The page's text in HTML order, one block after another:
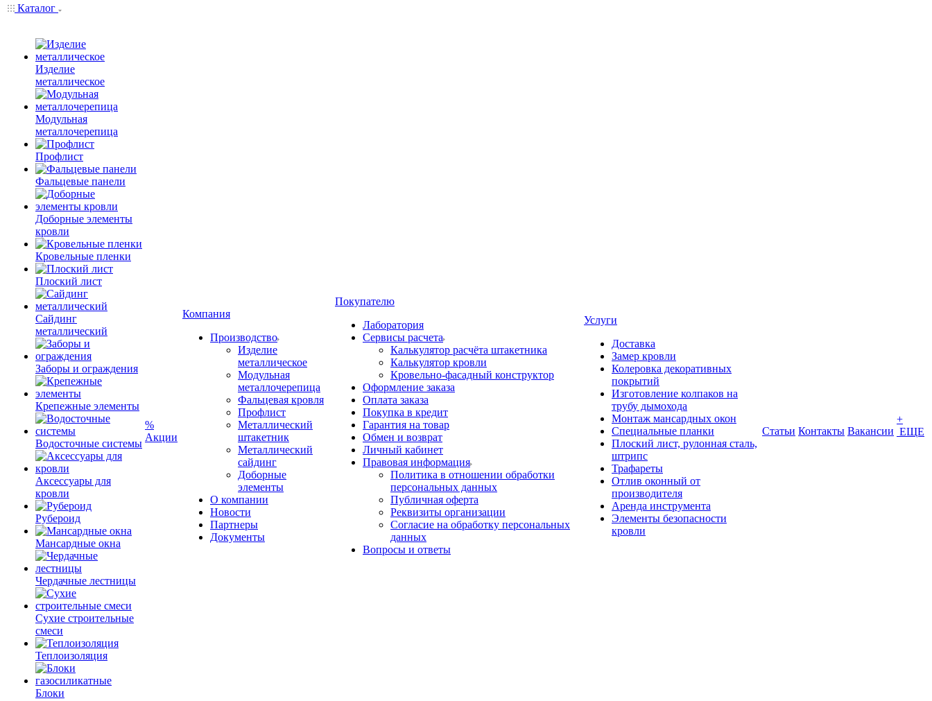
Каталог
Изделие
металлическое
Модульная
металлочерепица
Профлист
Фальцевые панели
Доборные элементы
кровли
Кровельные пленки
Плоский лист
Сайдинг
металлический
Заборы и ограждения
Крепежные элементы
Водосточные системы
Аксессуары для
кровли
Рубероид
Мансардные окна
Чердачные лестницы
Сухие строительные
смеси
Теплоизоляция
Блоки
%
Акции
Компания
Производство
Изделие
металлическое
Модульная
металлочерепица
Фальцевая кровля
Профлист
Металлический
штакетник
Металлический
сайдинг
Доборные
элементы
О компании
Новости
Партнеры
Документы
Покупателю
Лаборатория
Сервисы расчета
Калькулятор расчёта штакетника
Калькулятор кровли
Кровельно-фасадный конструктор
Оформление заказа
Оплата заказа
Покупка в кредит
Гарантия на товар
Обмен и возврат
Личный кабинет
Правовая информация
Политика в отношении обработки
персональных данных
Публичная оферта
Реквизиты организации
Согласие на обработку персональных
данных
Вопросы и ответы
Услуги
Доставка
Замер кровли
Колеровка декоративных
покрытий
Изготовление колпаков на
трубу дымохода
Монтаж мансардных окон
Специальные планки
Плоский лист, рулонная сталь,
штрипс
Трафареты
Отлив оконный от
производителя
Аренда инструмента
Элементы безопасности
кровли
Статьи Контакты Вакансии
+
ЕЩЕ